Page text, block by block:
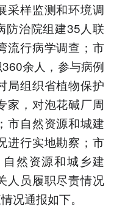
采样监测和环境调
防治院组建35人联
流行病学调查；市
余人，参与病例
局组织省植物保护
家，对泡花碱厂周
市自然资源和城建
进行实地勘察；市
然资源和城乡建
人员履职尽责情况
况通报如下。